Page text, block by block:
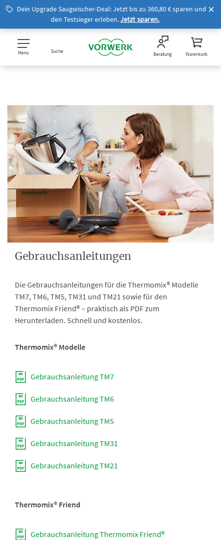
Dein Upgrade Saugwischer-Deal: Jetzt bis zu 360,80 € sparen und
den Testsieger erleben.Jetzt sparen.
Menü Suche Beratung Warenkorb
Gebrauchsanleitungen
Die Gebrauchsanleitungen für die Thermomix® Modelle
TM7, TM6, TM5, TM31 und TM21 sowie für den
Thermomix Friend® – praktisch als PDF zum
Herunterladen. Schnell und kostenlos.
Thermomix® Modelle
Gebrauchsanleitung TM7
Gebrauchsanleitung TM6
Gebrauchsanleitung TM5
Gebrauchsanleitung TM31
Gebrauchsanleitung TM21
Thermomix® Friend
Gebrauchsanleitung Thermomix Friend®